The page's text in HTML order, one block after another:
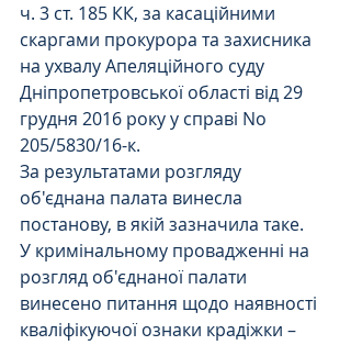
ч. 3 ст. 185 КК, за касаційними
скаргами прокурора та захисника
на ухвалу Апеляційного суду
Дніпропетровської області від 29
грудня 2016 року у справі No
205/5830/16-к.
За результатами розгляду
об'єднана палата винесла
постанову, в якій зазначила таке.
У кримінальному провадженні на
розгляд об'єднаної палати
винесено питання щодо наявності
кваліфікуючої ознаки крадіжки –